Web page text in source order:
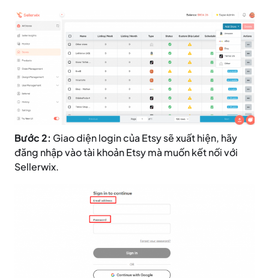
Bước 2: Giao diện login của Etsy sẽ xuất hiện, hãy
đăng nhập vào tài khoản Etsy mà muốn kết nối với
Sellerwix.